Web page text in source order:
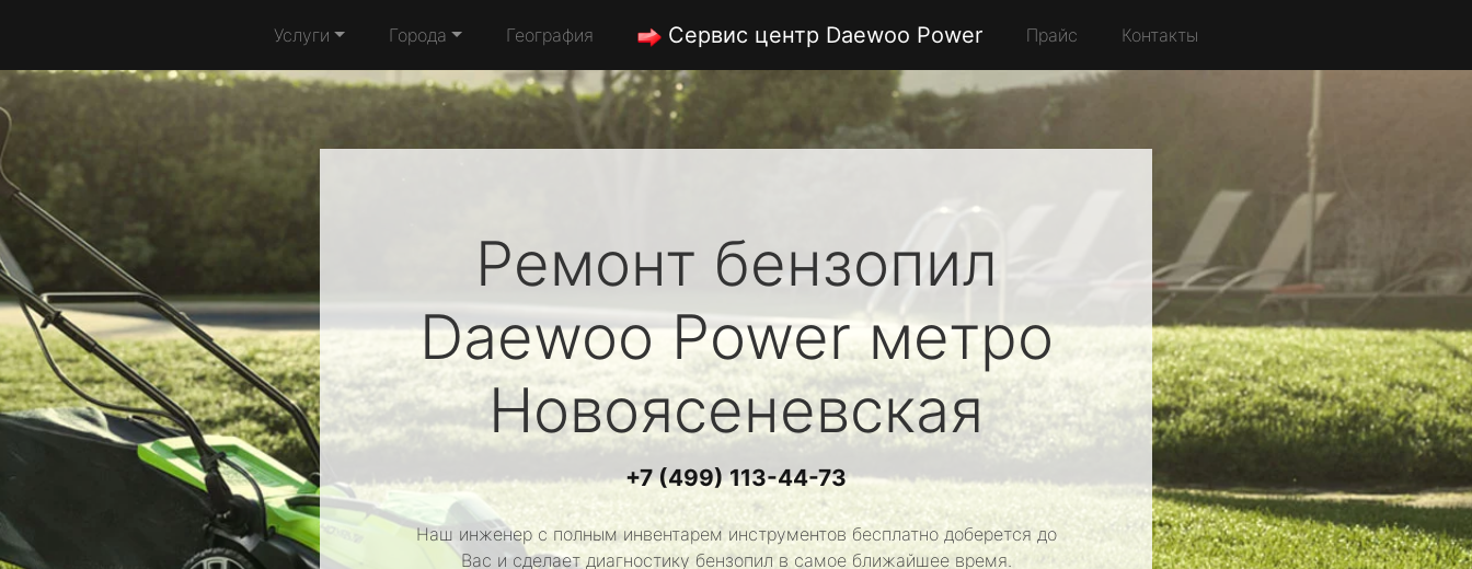
Услуги Города География Сервис центр Daewoo Power Прайс Контакты
Ремонт бензопил
Daewoo Powerметро
Новоясеневская
+7 (499) 113-44-73
Наш инженер с полным инвентарем инструментов бесплатно доберется до
Вас и сделает диагностику бензопил в самое ближайшее время.